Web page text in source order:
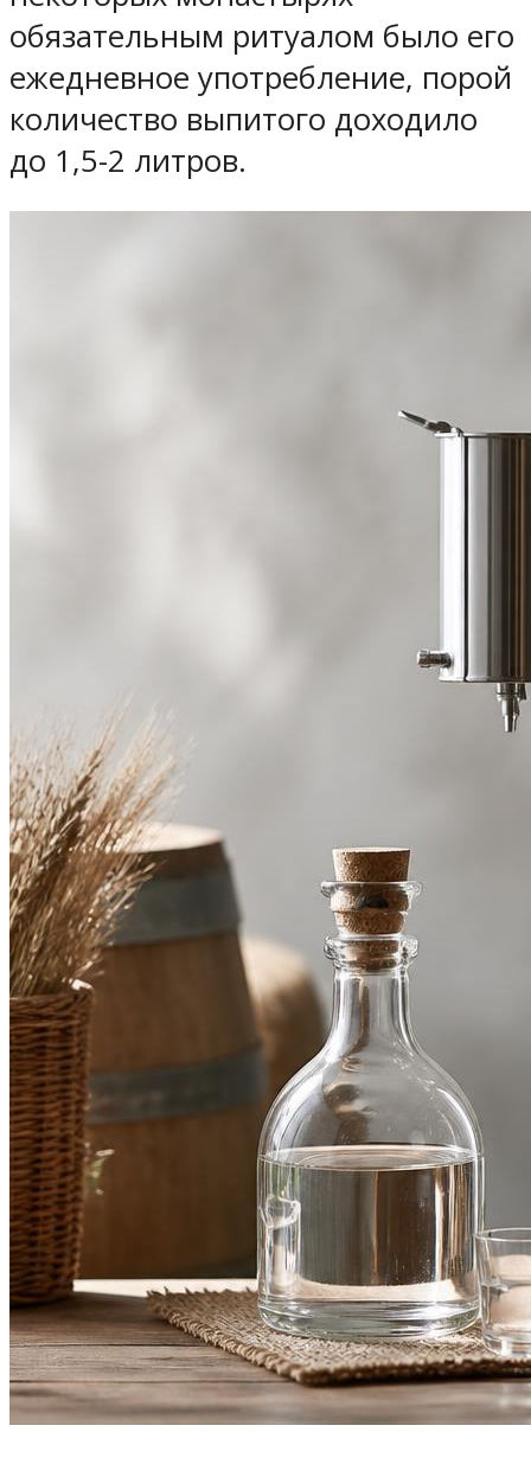
обязательным ритуалом было его
ежедневное употребление, порой
количество выпитого доходило
до 1,5-2 литров.